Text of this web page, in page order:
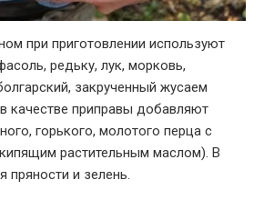
при приготовлении используют
редьку, лук, морковь,
закрученный жусаем
качестве приправы добавляют
горького, молотого перца с
растительным маслом). В
пряности и зелень.